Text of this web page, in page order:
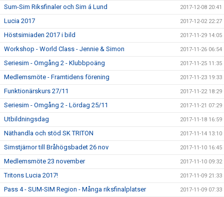
Sum-Sim Riksfinaler och Sim á Lund 2017-12-08 20:41
Lucia 2017 2017-12-02 22:27
Höstsimiaden 2017 i bild 2017-11-29 14:05
Workshop - World Class - Jennie & Simon 2017-11-26 06:54
Seriesim - Omgång 2 - Klubbpoäng 2017-11-25 11:35
Medlemsmöte - Framtidens förening 2017-11-23 19:33
Funktionärskurs 27/11 2017-11-22 18:29
Seriesim - Omgång 2 - Lördag 25/11 2017-11-21 07:29
Utbildningsdag 2017-11-18 16:59
Näthandla och stöd SK TRITON 2017-11-14 13:10
Simstjärnor till Bråhögsbadet 26 nov 2017-11-10 16:45
Medlemsmöte 23 november 2017-11-10 09:32
Tritons Lucia 2017! 2017-11-09 21:33
Pass 4 - SUM-SIM Region - Många riksfinalplatser 2017-11-09 07:33